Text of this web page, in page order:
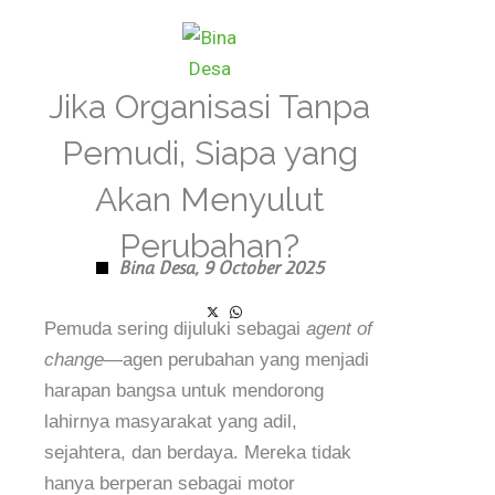
Jika Organisasi Tanpa
Pemudi, Siapa yang
Akan Menyulut
Perubahan?
Bina Desa, 9 October 2025
Pemuda sering dijuluki sebagai agent of
change—agen perubahan yang menjadi
harapan bangsa untuk mendorong
lahirnya masyarakat yang adil,
sejahtera, dan berdaya. Mereka tidak
hanya berperan sebagai motor